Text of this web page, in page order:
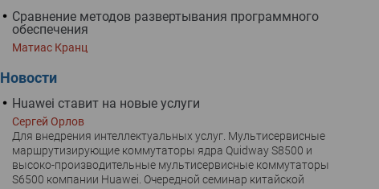
Сравнение методов развертывания программного
обеспечения
Матиас Кранц
Новости
Huawei ставит на новые услуги
Сергей Орлов
Для внедрения интеллектуальных услуг. Мультисервисные
маршрутизирующие коммутаторы ядра Quidway S8500 и
высоко-производительные мультисервисные коммутаторы
S6500 компании Huawei. Очередной семинар китайской